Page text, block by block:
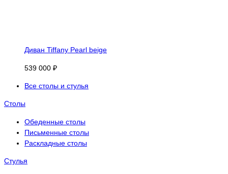
Диван Tiffany Pearl beige
539 000 ₽
Все столы и стулья
Столы
Обеденные столы
Письменные столы
Раскладные столы
Стулья